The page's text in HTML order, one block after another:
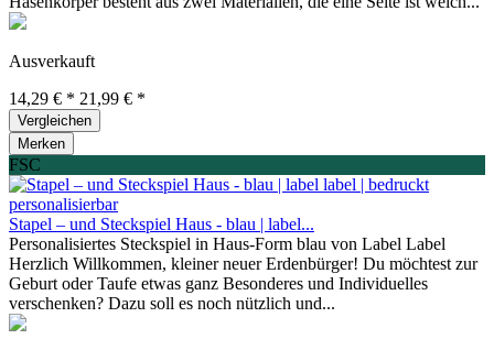
Ausverkauft
14,29 € * 21,99 € *
Vergleichen
Merken
FSC
Stapel – und Steckspiel Haus - blau | label...
Personalisiertes Steckspiel in Haus-Form blau von Label Label
Herzlich Willkommen, kleiner neuer Erdenbürger! Du möchtest zur
Geburt oder Taufe etwas ganz Besonderes und Individuelles
verschenken? Dazu soll es noch nützlich und...